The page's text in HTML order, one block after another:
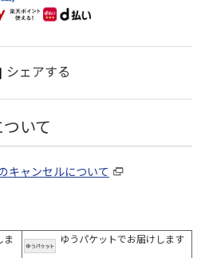
シェアする
いて
キャンセルについて
ま
ゆうパケットでお届けします